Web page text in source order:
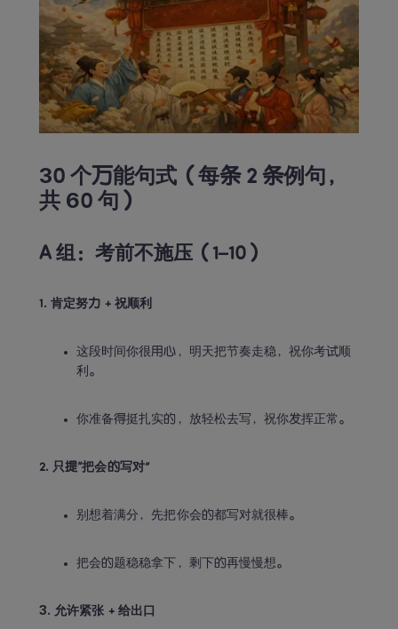
30 个万能句式（每条 2 条例句，
共 60 句）
A 组：考前不施压（1–10）
1. 肯定努力 + 祝顺利
这段时间你很用心，明天把节奏走稳，祝你考试顺
利。
你准备得挺扎实的，放轻松去写，祝你发挥正常。
2. 只提“把会的写对”
别想着满分，先把你会的都写对就很棒。
把会的题稳稳拿下，剩下的再慢慢想。
3. 允许紧张 + 给出口